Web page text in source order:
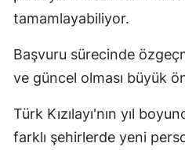
tamamlayabiliyor.
Başvuru sürecinde
ve güncel olması büyük
Türk Kızılayı'nın yıl
farklı şehirlerde yeni